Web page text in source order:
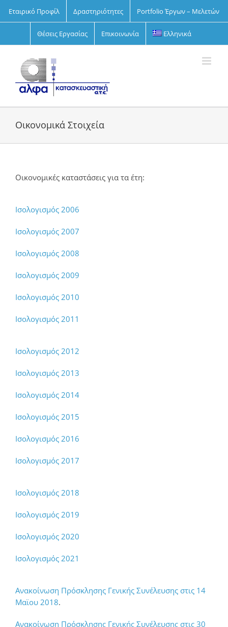
Εταιρικό Προφίλ Δραστηριότητες Portfolio Έργων – Μελετών
Θέσεις Εργασίας Επικοινωνία Ελληνικά
Οικονομικά Στοιχεία
Οικονομικές καταστάσεις για τα έτη:
Ισολογισμός 2006
Ισολογισμός 2007
Ισολογισμός 2008
Ισολογισμός 2009
Ισολογισμός 2010
Ισολογισμός 2011
Ισολογισμός 2012
Ισολογισμός 2013
Ισολογισμός 2014
Ισολογισμός 2015
Ισολογισμός 2016
Ισολογισμός 2017
Ισολογισμός 2018
Ισολογισμός 2019
Ισολογισμός 2020
Ισολογισμός 2021
Ανακοίνωση Πρόσκλησης Γενικής Συνέλευσης στις 14
Μαϊου 2018.
Ανακοίνωση Πρόσκλησης Γενικής Συνέλευσης στις 30